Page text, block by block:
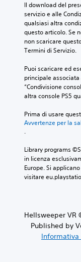
Il download del
servizio e alle
qualsiasi altra
questo articolo. Se
non scaricare
Termini di Servizio.
Puoi scaricare ed
principale
“Condivisione
altra console PS5
Prima di usare
Avvertenze per la
.
Library programs
in licenza
Europe. Si
visitare
Hellsweeper VR
Published by
Informativa